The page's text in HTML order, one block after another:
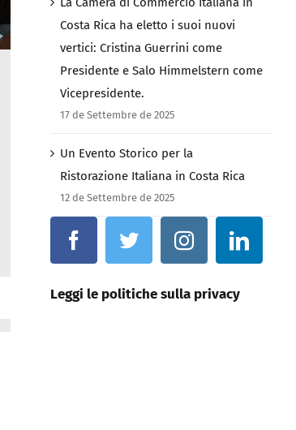
Costa Rica ha eletto i suoi nuovi
vertici: Cristina Guerrini come
Presidente e Salo Himmelstern come
Vicepresidente.
17 de Settembre de 2025
Un Evento Storico per la
Ristorazione Italiana in Costa Rica
12 de Settembre de 2025
Leggi le politiche sulla privacy